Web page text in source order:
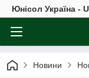
Юнісол Україна -
Новини